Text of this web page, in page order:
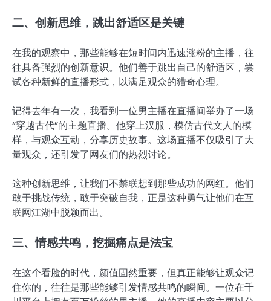
二、创新思维，跳出舒适区是关键
在我的观察中，那些能够在短时间内迅速涨粉的主播，往
往具备强烈的创新意识。他们善于跳出自己的舒适区，尝
试各种新鲜的直播形式，以满足观众的猎奇心理。
记得去年有一次，我看到一位男主播在直播间举办了一场
“穿越古代”的主题直播。他穿上汉服，模仿古代文人的模
样，与观众互动，分享历史故事。这场直播不仅吸引了大
量观众，还引发了网友们的热烈讨论。
这种创新思维，让我们不禁联想到那些成功的网红。他们
敢于挑战传统，敢于突破自我，正是这种勇气让他们在互
联网江湖中脱颖而出。
三、情感共鸣，挖掘痛点是法宝
在这个看脸的时代，颜值固然重要，但真正能够让观众记
住你的，往往是那些能够引发情感共鸣的瞬间。一位在千